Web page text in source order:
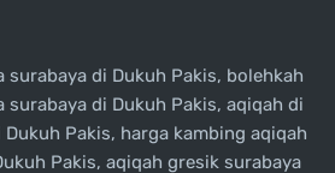
di Dukuh Pakis, bolehkah
di Dukuh Pakis, aqiqah di
Pakis, harga kambing aqiqah
Pakis, aqiqah gresik surabaya